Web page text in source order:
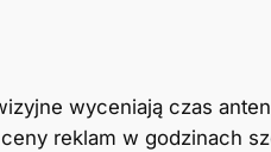
wyceniają czas
reklam w godzinach